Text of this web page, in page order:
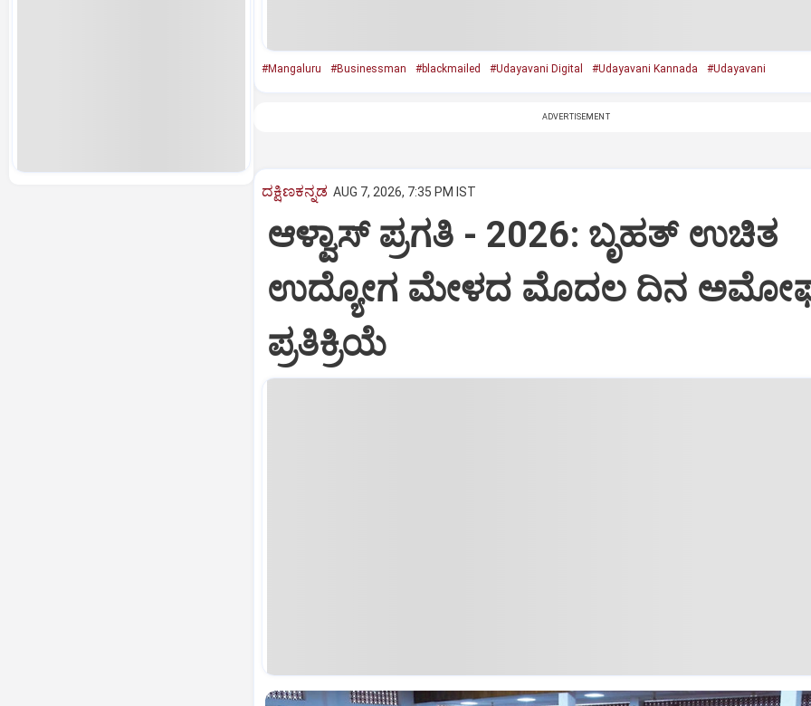
#Mangaluru #Businessman #blackmailed #Udayavani Digital #Udayavani Kannada #Udayavani
ADVERTISEMENT
ದಕ್ಷಿಣಕನ್ನಡ AUG 7, 2026, 7:35 PM IST
ಆಳ್ವಾಸ್‌ ಪ್ರಗತಿ - 2026: ಬೃಹತ್ ಉಚಿತ
ಉದ್ಯೋಗ ಮೇಳದ ಮೊದಲ ದಿನ
ಪ್ರತಿಕ್ರಿಯೆ